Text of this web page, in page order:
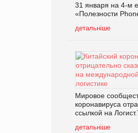
31 января на 4-м
«Полезности
детальніше
Мировое
коронавируса
ссылкой на
детальніше